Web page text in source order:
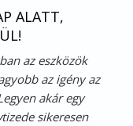
ALATT,
az eszközök
az igény az
akár egy
sikeresen